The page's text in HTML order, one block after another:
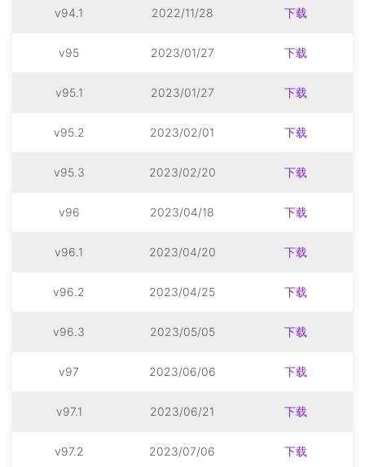
v94.1 2022/11/28 下载
v95 2023/01/27 下载
v95.1 2023/01/27 下载
v95.2 2023/02/01 下载
v95.3 2023/02/20 下载
v96 2023/04/18 下载
v96.1 2023/04/20 下载
v96.2 2023/04/25 下载
v96.3 2023/05/05 下载
v97 2023/06/06 下载
v97.1 2023/06/21 下载
v97.2 2023/07/06 下载